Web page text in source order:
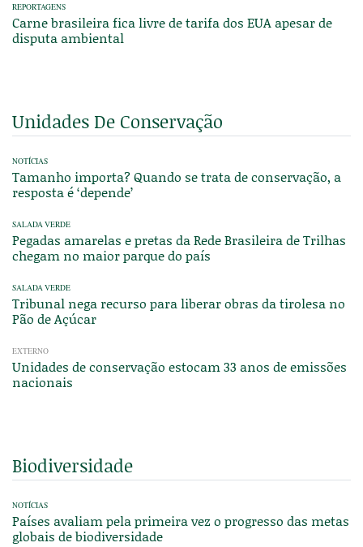
REPORTAGENS
Carne brasileira fica livre de tarifa dos EUA apesar de
disputa ambiental
Unidades De Conservação
NOTÍCIAS
Tamanho importa? Quando se trata de conservação, a
resposta é ‘depende’
SALADA VERDE
Pegadas amarelas e pretas da Rede Brasileira de Trilhas
chegam no maior parque do país
SALADA VERDE
Tribunal nega recurso para liberar obras da tirolesa no
Pão de Açúcar
EXTERNO
Unidades de conservação estocam 33 anos de emissões
nacionais
Biodiversidade
NOTÍCIAS
Países avaliam pela primeira vez o progresso das metas
globais de biodiversidade